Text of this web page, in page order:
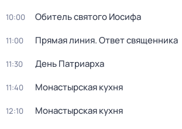
10:00 Обитель святого Иосифа
11:00 Прямая линия. Ответ священника
11:30 День Патриарха
11:40 Монастырская кухня
12:10
Монастырская кухня